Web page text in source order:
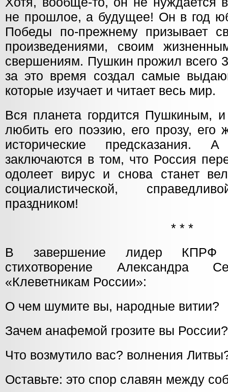
не прошлое, а будущее! Он в год
Победы по-прежнему призывает
произведениями, своим
свершениям. Пушкин прожил всего
за это время создал самые
которые изучает и читает весь мир.
Вся планета гордится Пушкиным,
любить его поэзию, его прозу, его
исторические предсказания.
заключаются в том, что Россия
одолеет вирус и снова станет
социалистической,
праздником!
* * *
В завершение лидер КПРФ
стихотворение Александра
«Клеветникам России»:
О чем шумите вы, народные витии?
Зачем анафемой грозите вы России?
Что возмутило вас? волнения
Оставьте: это спор славян между